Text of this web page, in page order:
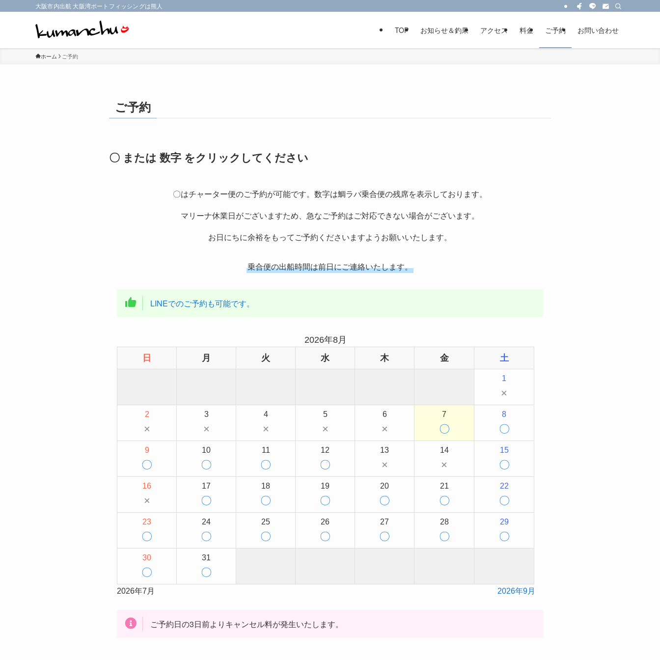
大阪市内出航 大阪湾ボートフィッシングは熊人
TOP お知らせ＆釣果 アクセス 料金 ご予約 お問い合わせ
ホーム ご予約
ご予約
〇 または 数字 をクリックしてください
〇はチャーター便のご予約が可能です。数字は鯛ラバ乗合便の残席を表示しております。
マリーナ休業日がございますため、急なご予約はご対応できない場合がございます。
お日にちに余裕をもってご予約くださいますようお願いいたします。
乗合便の出船時間は前日にご連絡いたします。
LINEでのご予約も可能です。
2026年8月
日
月 火 水 木 金 土
1
×
2
×
3
×
4
×
5
×
6
×
7
〇
8
〇
9
〇
10
〇
11
〇
12
〇
13
×
14
×
15
〇
16
×
17
〇
18
〇
19
〇
20
〇
21
〇
22
〇
23
〇
24
〇
25
〇
26
〇
27
〇
28
〇
29
〇
30
〇
31
〇
2026年7月 2026年9月
ご予約日の3日前よりキャンセル料が発生いたします。